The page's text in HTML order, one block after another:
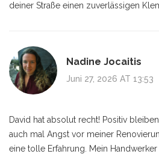
deiner Straße einen zuverlässigen
Nadine Jocaitis
Juni 27, 2026 AT 13:53
David hat absolut recht! Positiv
auch mal Angst vor meiner
eine tolle Erfahrung. Mein